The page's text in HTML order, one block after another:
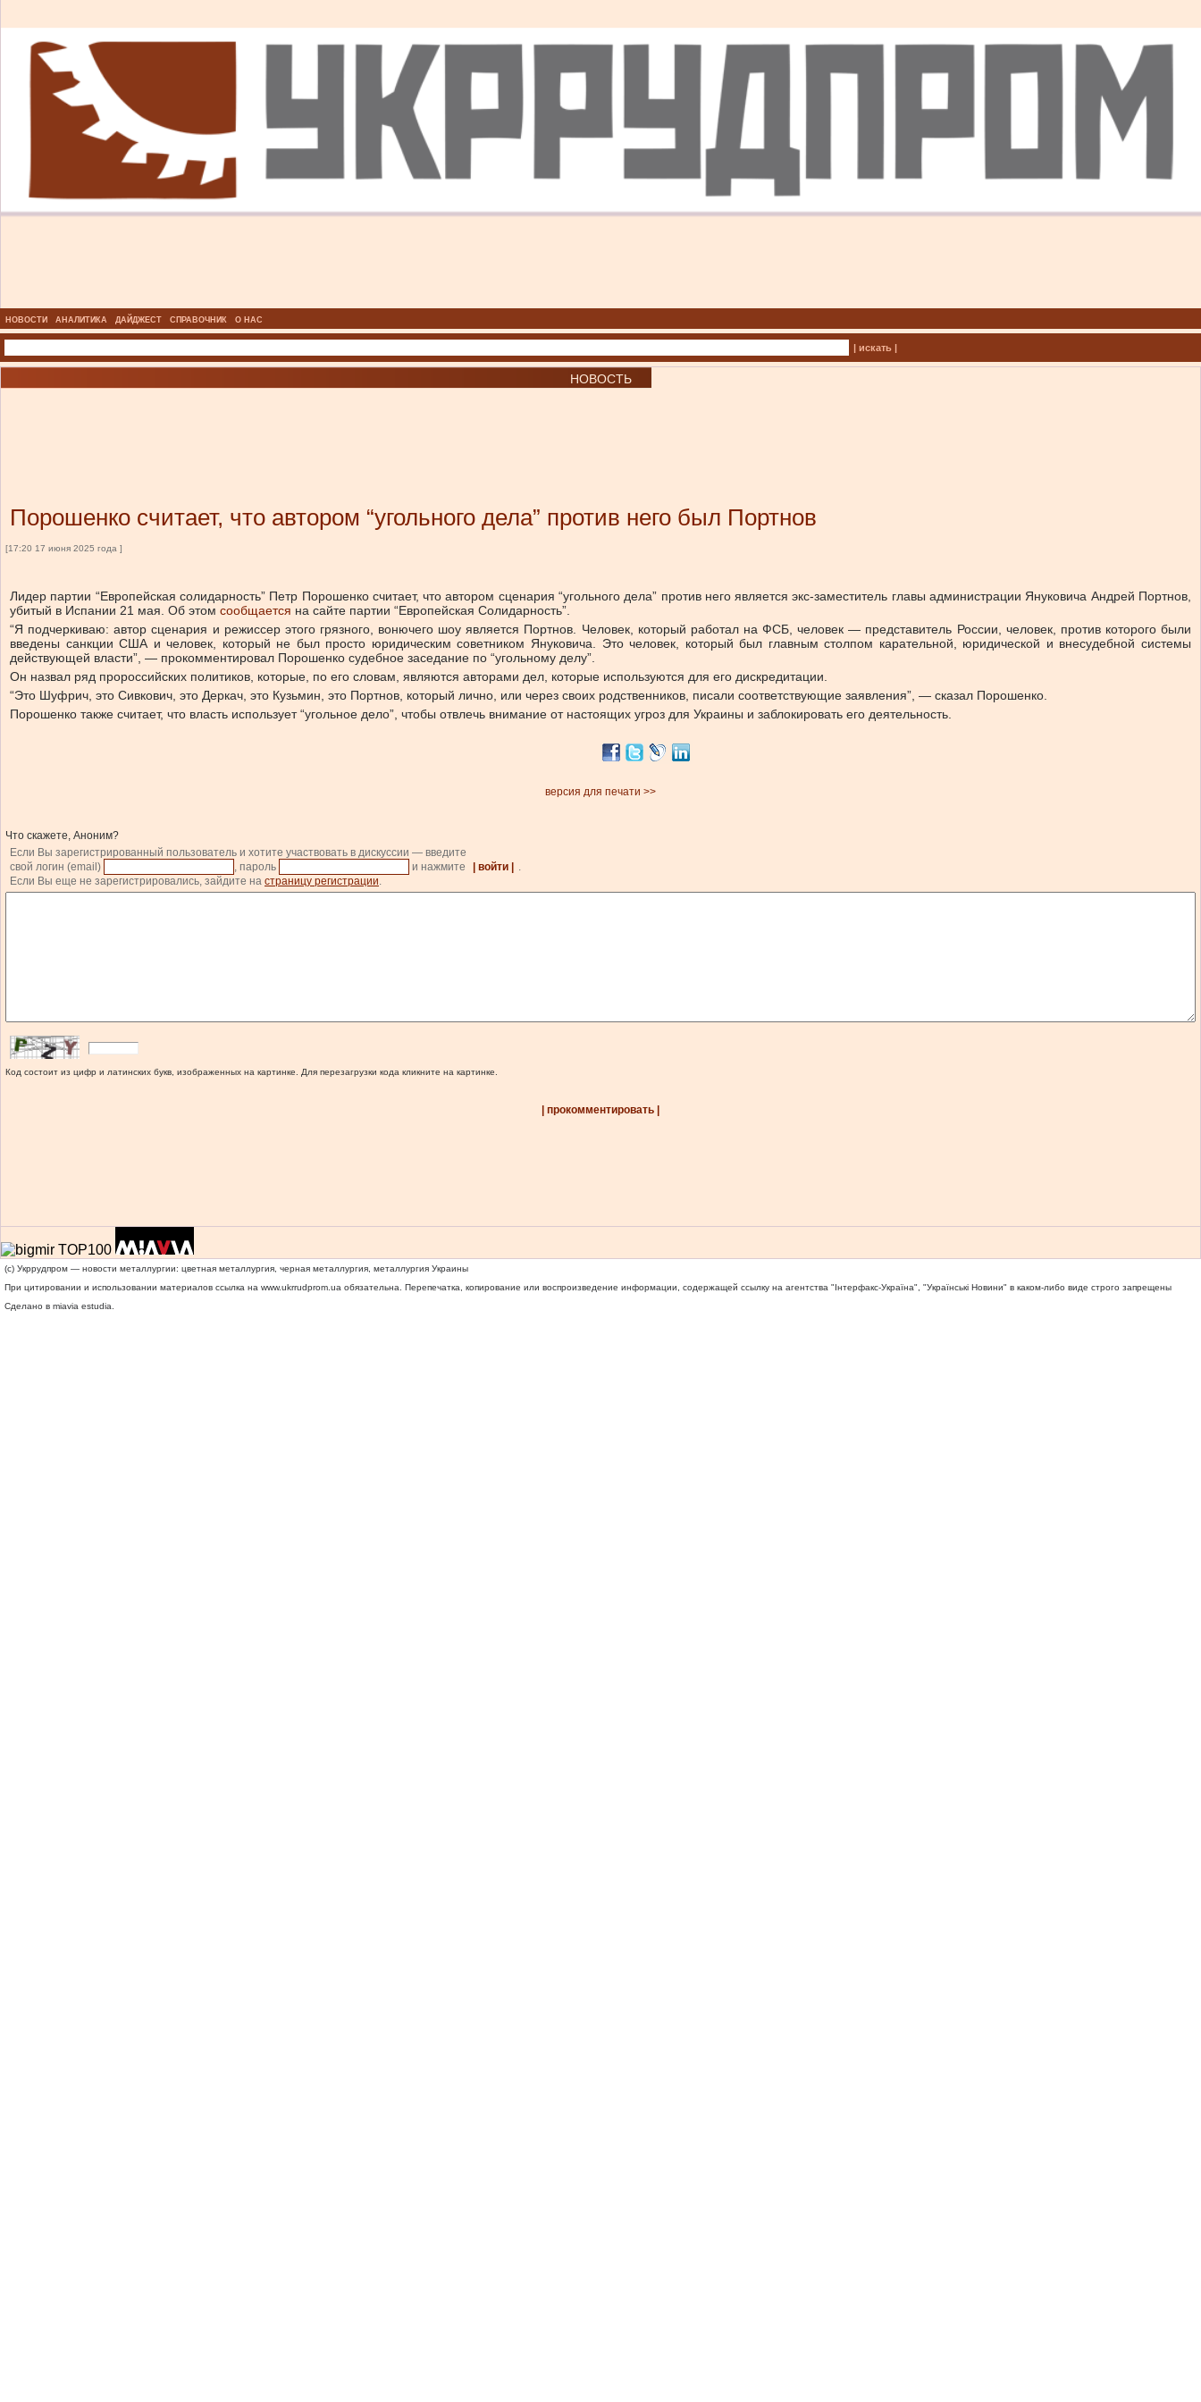
НОВОСТИ АНАЛИТИКА ДАЙДЖЕСТ СПРАВОЧНИК О НАС
| искать |
НОВОСТЬ
Порошенко считает, что автором “угольного дела” против него был Портнов
[17:20 17 июня 2025 года ]
Лидер партии “Европейская солидарность” Петр Порошенко считает, что автором сценария “угольного дела” против него является экс-заместитель главы администрации Януковича Андрей Портнов,
убитый в Испании 21 мая. Об этом сообщается на сайте партии “Европейская Солидарность”.
“Я подчеркиваю: автор сценария и режиссер этого грязного, вонючего шоу является Портнов. Человек, который работал на ФСБ, человек — представитель России, человек, против которого были
введены санкции США и человек, который не был просто юридическим советником Януковича. Это человек, который был главным столпом карательной, юридической и внесудебной системы
действующей власти”, — прокомментировал Порошенко судебное заседание по “угольному делу”.
Он назвал ряд пророссийских политиков, которые, по его словам, являются авторами дел, которые используются для его дискредитации.
“Это Шуфрич, это Сивкович, это Деркач, это Кузьмин, это Портнов, который лично, или через своих родственников, писали соответствующие заявления”, — сказал Порошенко.
Порошенко также считает, что власть использует “угольное дело”, чтобы отвлечь внимание от настоящих угроз для Украины и заблокировать его деятельность.
версия для печати >>
Что скажете, Аноним?
Если Вы зарегистрированный пользователь и хотите участвовать в дискуссии — введите
свой логин (email)
, пароль и нажмите | войти |
.
Если Вы еще не зарегистрировались, зайдите на страницу регистрации.
Код состоит из цифр и латинских букв, изображенных на картинке. Для перезагрузки кода кликните на картинке.
| прокомментировать |
(c) Укррудпром — новости металлургии: цветная металлургия, черная металлургия, металлургия Украины
При цитировании и использовании материалов ссылка на www.ukrrudprom.ua обязательна. Перепечатка, копирование или воспроизведение информации, содержащей ссылку на агентства "Iнтерфакс-Україна", "Українськi Новини" в каком-либо виде строго запрещены
Сделано в miavia estudia.